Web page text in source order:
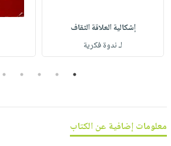
صابون
مناسبات
فيديوهات
يتكرر
نيل
وفرات
إشكالية العلاقة الثقاف
لـ ندوة فكرية
1
2
3
4
5
معلومات إضافية عن الكتاب